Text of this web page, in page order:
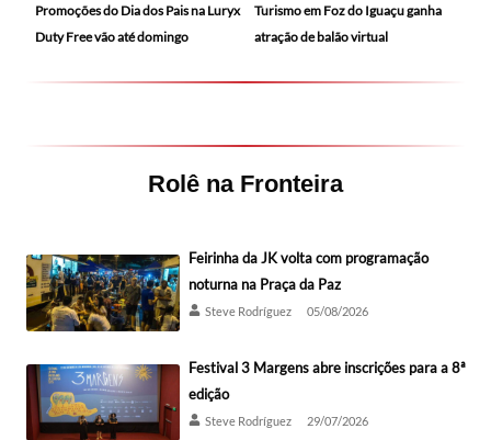
Promoções do Dia dos Pais na Luryx
Duty Free vão até domingo
Turismo em Foz do Iguaçu ganha
atração de balão virtual
Rolê na Fronteira
Feirinha da JK volta com programação
noturna na Praça da Paz
Steve Rodríguez 05/08/2026
Festival 3 Margens abre inscrições para a 8ª
edição
Steve Rodríguez 29/07/2026